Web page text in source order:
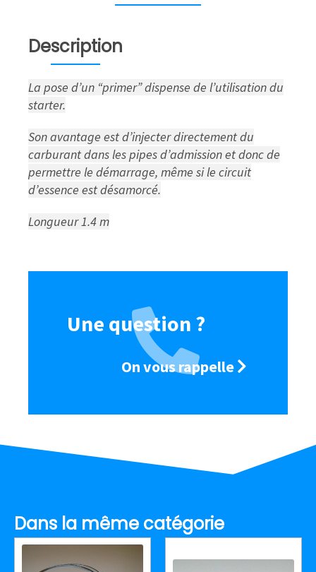
Description
La pose d’un “primer” dispense de l’utilisation du
starter.
Son avantage est d’injecter directement du
carburant dans les pipes d’admission et donc de
permettre le démarrage, même si le circuit
d’essence est désamorcé.
Longueur 1.4 m
Une question ?
On vous rappelle
Dans la même catégorie